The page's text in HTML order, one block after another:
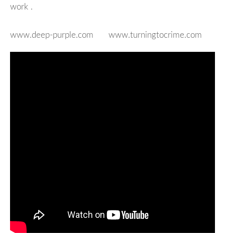
work .
www.deep-purple.com www.turningtocrime.com